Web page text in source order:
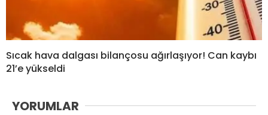
Sıcak hava dalgası bilançosu ağırlaşıyor! Can kaybı
21’e yükseldi
YORUMLAR